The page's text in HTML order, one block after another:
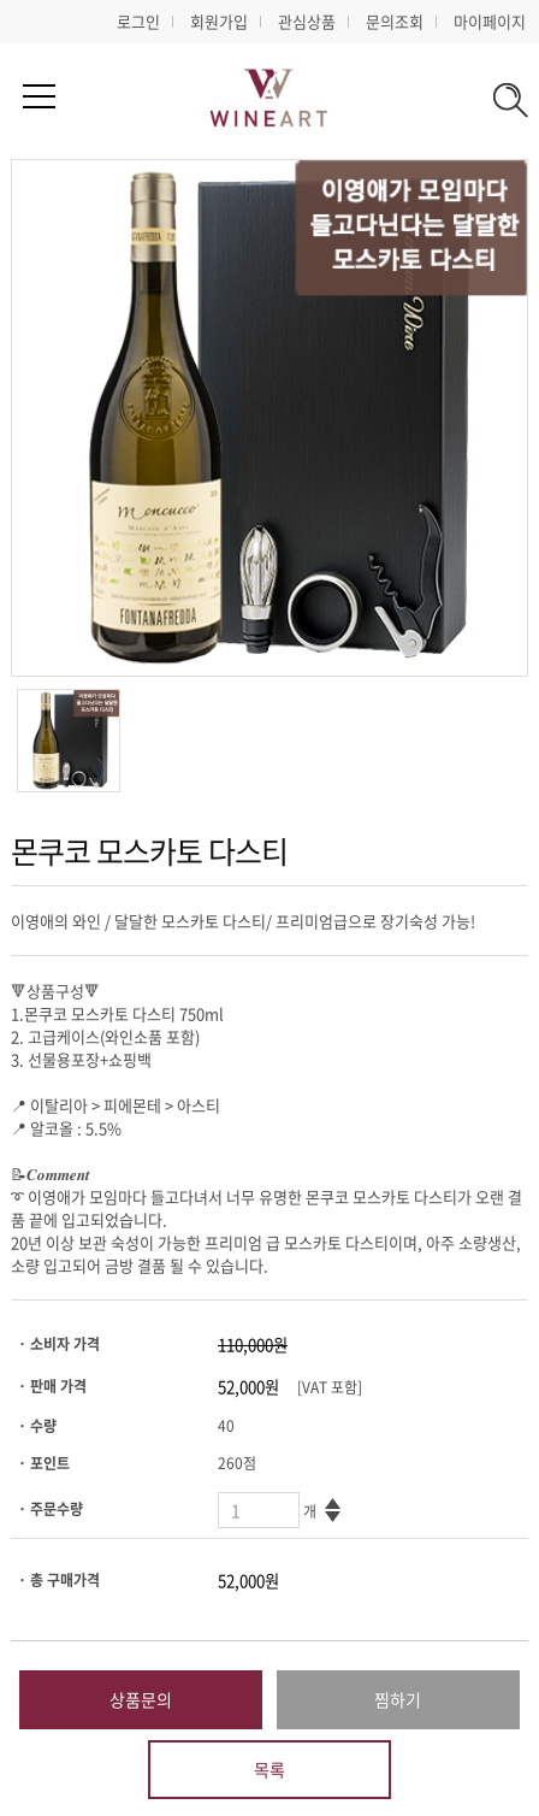
로그인 회원가입 관심상품 문의조회 마이페이지
몬쿠코 모스카토 다스티
이영애의 와인 / 달달한 모스카토 다스티/ 프리미엄급으로 장기숙성 가능!
🔻상품구성🔻
1.몬쿠코 모스카토 다스티 750ml
2. 고급케이스(와인소품 포함)
3. 선물용포장+쇼핑백
📍 이탈리아 > 피에몬테 > 아스티
📍 알코올 : 5.5%
📝𝑪𝒐𝒎𝒎𝒆𝒏𝒕
품 끝에 입고되었습니다.
소량 입고되어 금방 결품 될 수 있습니다.
· 소비자 가격
· 판매 가격
[VAT 포함]
· 수량
40
· 포인트
260점
· 주문수량 개
· 총 구매가격
상품문의 찜하기
목록